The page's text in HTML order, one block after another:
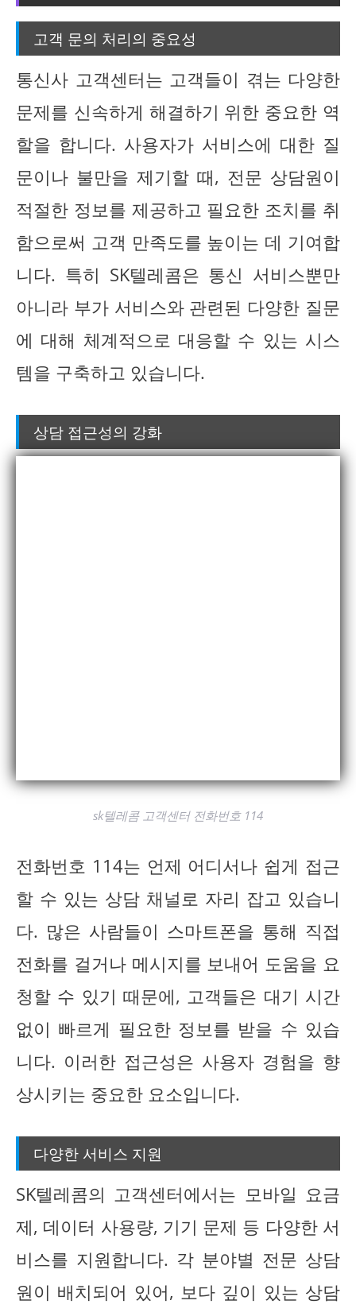
고객 문의 처리의 중요성
통신사 고객센터는 고객들이 겪는 다양한
문제를 신속하게 해결하기 위한 중요한 역
할을 합니다. 사용자가 서비스에 대한 질
문이나 불만을 제기할 때, 전문 상담원이
적절한 정보를 제공하고 필요한 조치를 취
함으로써 고객 만족도를 높이는 데 기여합
니다. 특히 SK텔레콤은 통신 서비스뿐만
아니라 부가 서비스와 관련된 다양한 질문
에 대해 체계적으로 대응할 수 있는 시스
템을 구축하고 있습니다.
상담 접근성의 강화
sk텔레콤 고객센터 전화번호 114
전화번호 114는 언제 어디서나 쉽게 접근
할 수 있는 상담 채널로 자리 잡고 있습니
다. 많은 사람들이 스마트폰을 통해 직접
전화를 걸거나 메시지를 보내어 도움을 요
청할 수 있기 때문에, 고객들은 대기 시간
없이 빠르게 필요한 정보를 받을 수 있습
니다. 이러한 접근성은 사용자 경험을 향
상시키는 중요한 요소입니다.
다양한 서비스 지원
SK텔레콤의 고객센터에서는 모바일 요금
제, 데이터 사용량, 기기 문제 등 다양한 서
비스를 지원합니다. 각 분야별 전문 상담
원이 배치되어 있어, 보다 깊이 있는 상담